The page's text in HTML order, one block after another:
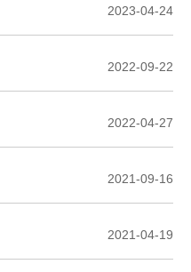
2023-04-24
2022-09-22
2022-04-27
2021-09-16
2021-04-19